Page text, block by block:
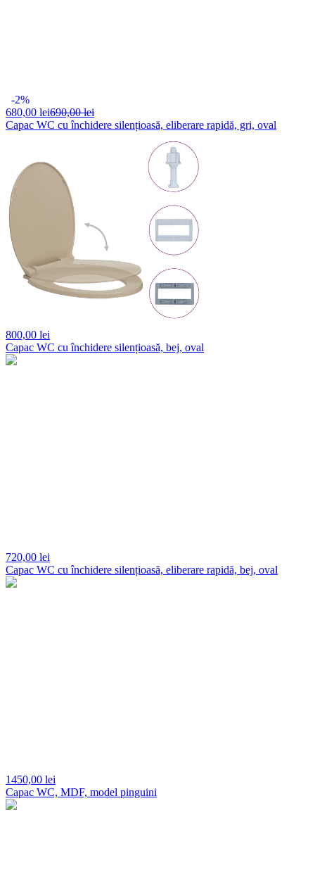
-2%
680,00 lei690,00 lei
Capac WC cu închidere silențioasă, eliberare rapidă, gri, oval
800,00 lei
Capac WC cu închidere silențioasă, bej, oval
720,00 lei
Capac WC cu închidere silențioasă, eliberare rapidă, bej, oval
1450,00 lei
Capac WC, MDF, model pinguini